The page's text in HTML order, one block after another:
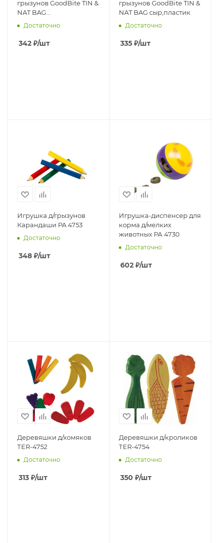
грызунов GoodBite TIN &
NAT BAG
яблоко,пластик
Достаточно
342 ₽/шт
грызунов GoodBite TIN &
NAT BAG сыр,пластик
Достаточно
335 ₽/шт
Игрушка д/грызунов
Карандаши PA 4753
Достаточно
348 ₽/шт
Игрушка-диспенсер для
корма д/мелких
животных РА 4730
Достаточно
602 ₽/шт
Деревяшки д/хомяков
ТЕR-4752
Достаточно
313 ₽/шт
Деревяшки д/кроликов
ТЕR-4754
Достаточно
350 ₽/шт